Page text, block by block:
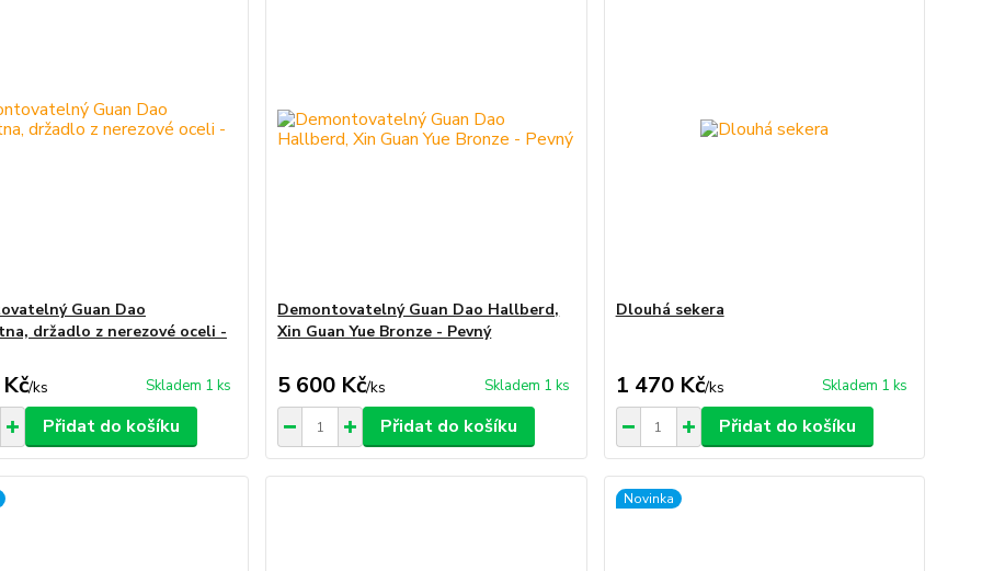
Guan Dao
držadlo z nerezové oceli -
/ks Skladem 1 ks
Přidat do košíku
Demontovatelný Guan Dao Hallberd,
Xin Guan Yue Bronze - Pevný
5 600 Kč/ks Skladem 1 ks
Přidat do košíku
Dlouhá sekera
1 470 Kč/ks Skladem 1 ks
Přidat do košíku
Novinka